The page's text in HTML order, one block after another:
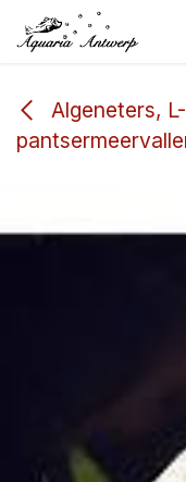
Overslaan naar
Algeneters,